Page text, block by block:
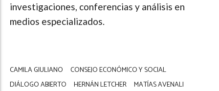
investigaciones, conferencias y análisis en
medios especializados.
CAMILA GIULIANO
CONSEJO ECONÓMICO Y SOCIAL
DIÁLOGO ABIERTO
HERNÁN LETCHER
MATÍAS AVENALI